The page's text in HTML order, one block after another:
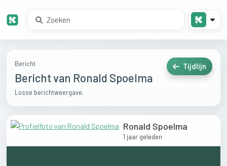
Bericht
Bericht van Ronald Spoelma
Losse berichtweergave.
Tijdlijn
Ronald Spoelma
1 jaar geleden